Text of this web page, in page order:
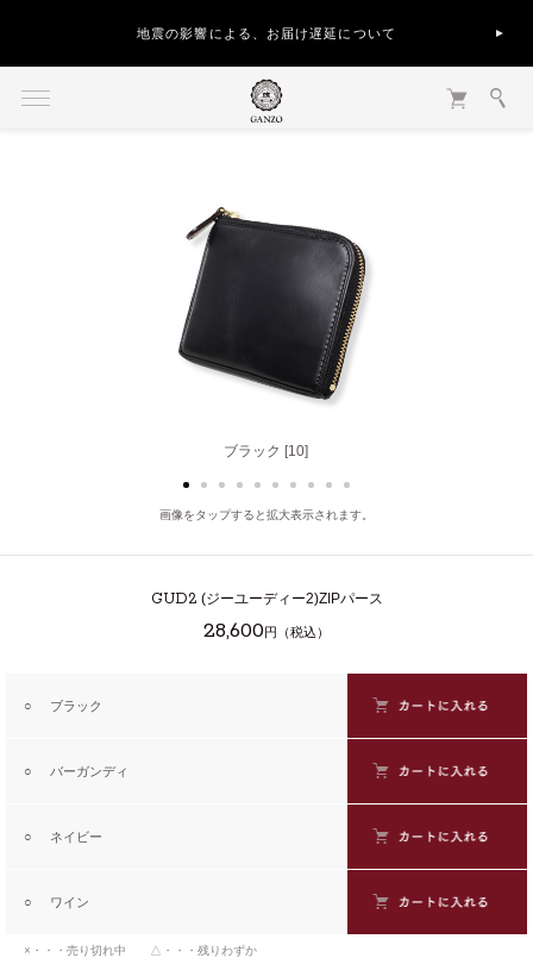
地震の影響による、お届け遅延について
ブラック [10]
バーガンディ [56]
画像をタップすると拡大表示されます。
GUD2 (ジーユーディー2)ZIPパース
28,600円（税込）
○ ブラック
○ バーガンディ
○ ネイビー
○ ワイン
×・・・売り切れ中 △・・・残りわずか